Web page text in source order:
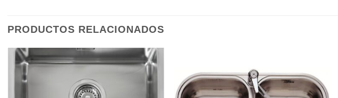
PRODUCTOS RELACIONADOS